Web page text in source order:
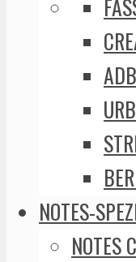
NOTES-
NOTES